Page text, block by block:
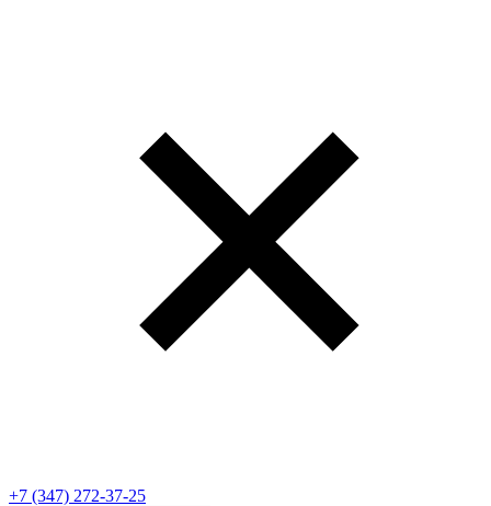
+7 (347) 272-37-25